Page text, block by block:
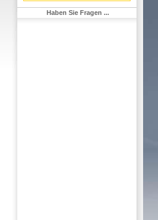
Haben Sie Fragen ...